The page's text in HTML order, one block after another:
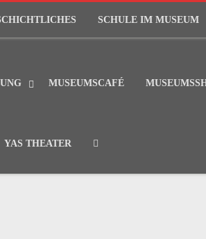
SCHULE IM MUSEUM
MUSEUMSCAFÉ
YAS THEATER